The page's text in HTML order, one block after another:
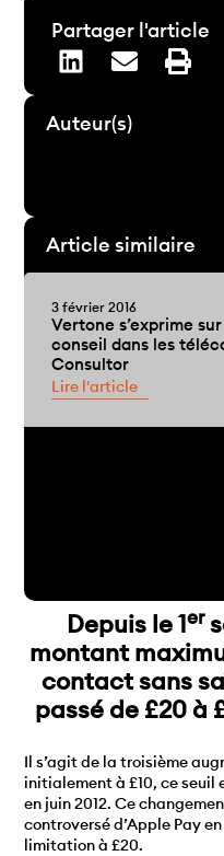
Depuis le 1er
montant
contact sans
passé de £20 à
Il s’agit de la troisième
initialement à £10, ce seuil
en juin 2012. Ce
controversé d’Apple Pay
limitation à £20.
Partager l'article
Auteur(s)
Article similaire
3 février 2016
Vertone s’exprime
conseil dans les
Consultor
Lire l'article